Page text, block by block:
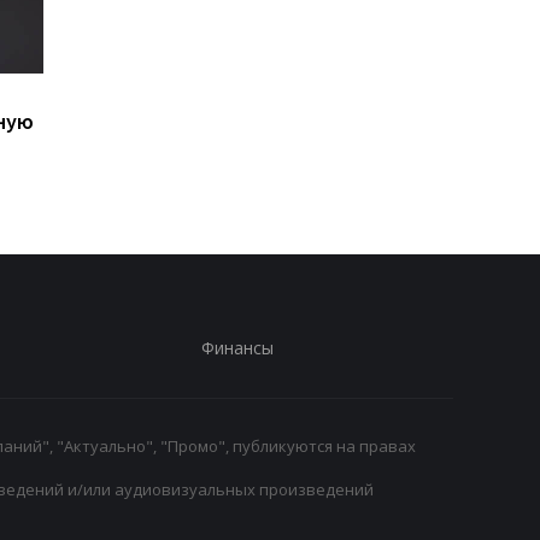
Финансы
"Актуально", "Промо", публикуются на правах
и/или аудиовизуальных произведений